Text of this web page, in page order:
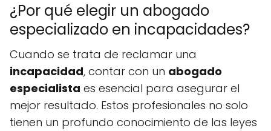
¿Por qué elegir un abogado
especializado en incapacidades?
Cuando se trata de reclamar una
incapacidad, contar con un abogado
especialista es esencial para asegurar el
mejor resultado. Estos profesionales no solo
tienen un profundo conocimiento de las leyes